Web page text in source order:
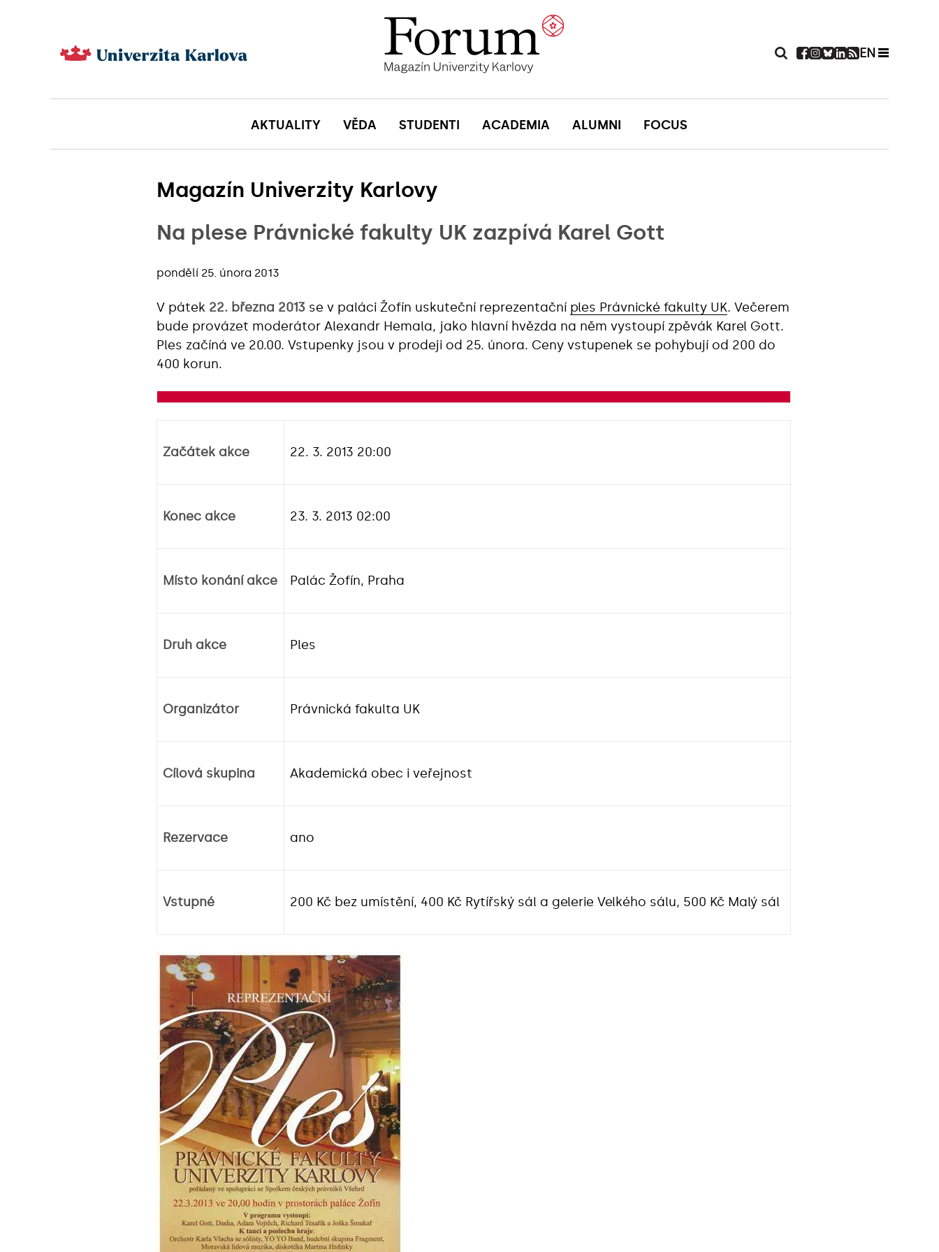
EN
AKTUALITY VĚDA STUDENTI ACADEMIA ALUMNI FOCUS
Magazín Univerzity Karlovy
Na plese Právnické fakulty UK zazpívá Karel Gott
pondělí 25. února 2013
V pátek 22. března 2013 se v paláci Žofín uskuteční reprezentační ples Právnické fakulty UK. Večerem
bude provázet moderátor Alexandr Hemala, jako hlavní hvězda na něm vystoupí zpěvák Karel Gott.
Ples začíná ve 20.00. Vstupenky jsou v prodeji od 25. února. Ceny vstupenek se pohybují od 200 do
400 korun.
Začátek akce 22. 3. 2013 20:00
Konec akce 23. 3. 2013 02:00
Místo konání akce Palác Žofín, Praha
Druh akce Ples
Organizátor Právnická fakulta UK
Cílová skupina Akademická obec i veřejnost
Rezervace ano
Vstupné 200 Kč bez umístění, 400 Kč Rytířský sál a gelerie Velkého sálu, 500 Kč Malý sál